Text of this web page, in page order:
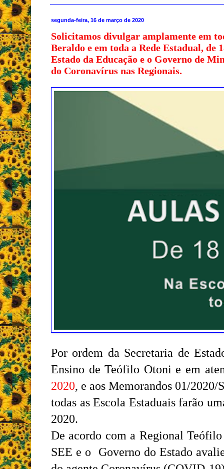
segunda-feira, 16 de março de 2020
Solicitamos divulgar amplamente em
Beraldo e em toda a Rede Estadual, de
Estado da Educação e o Governo de
do Coronavírus nas Regionais.
Por ordem da Secretaria de
Ensino de Teófilo Otoni e em
2020, e aos Memorandos 01/
todas as Escola Estaduais farão
2020.
De acordo com a Regional
SEE e o Governo do Estado